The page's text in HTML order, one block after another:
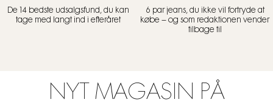
De 14 bedste udsalgsfund, du kan
tage med langt ind i efteråret
6 par jeans, du ikke vil fortryde at
købe – og som redaktionen vender
tilbage til
NYT MAGASIN PÅ